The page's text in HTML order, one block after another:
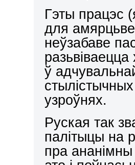
Гэты працэс
для
неўзабаве
ў
узроўнях.
Руская так
палітыцы на
пра ананімны